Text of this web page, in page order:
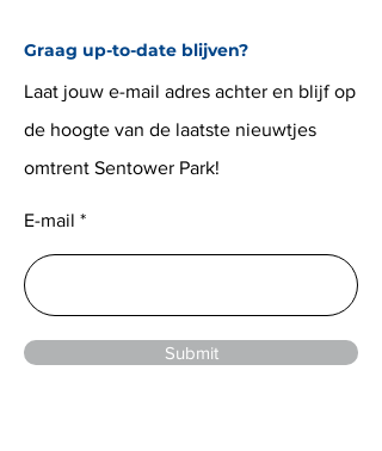
Graag up-to-date blijven?
Laat jouw e-mail adres achter en blijf op
de hoogte van de laatste nieuwtjes
omtrent Sentower Park!
E-mail
Submit